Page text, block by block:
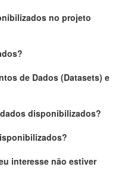
no projeto
de Dados (Datasets) e
disponibilizados?
interesse não estiver